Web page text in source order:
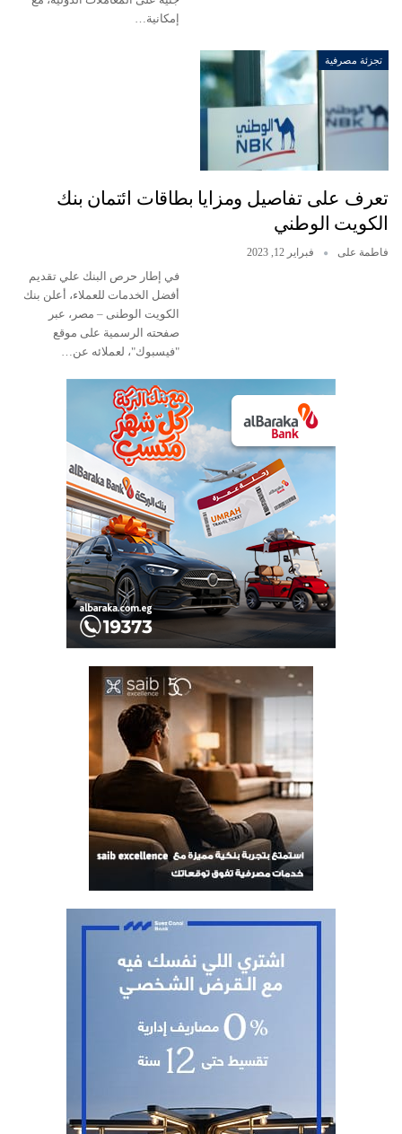
إمكانية…
تجزئة مصرفية
تعرف على تفاصيل ومزايا بطاقات ائتمان بنك
الكويت الوطني
فاطمة على فبراير 12, 2023
في إطار حرص البنك علي تقديم
أفضل الخدمات للعملاء، أعلن بنك
الكويت الوطنى – مصر، عبر
صفحته الرسمية على موقع
"فيسبوك"، لعملائه عن…